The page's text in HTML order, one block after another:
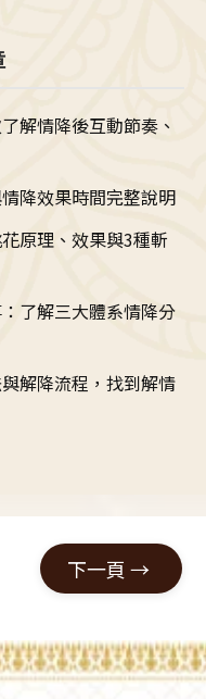
解情降後互動節奏、
降效果時間完整說明
原理、效果與3種斬
了解三大體系情降分
解降流程，找到解情
下一頁 →